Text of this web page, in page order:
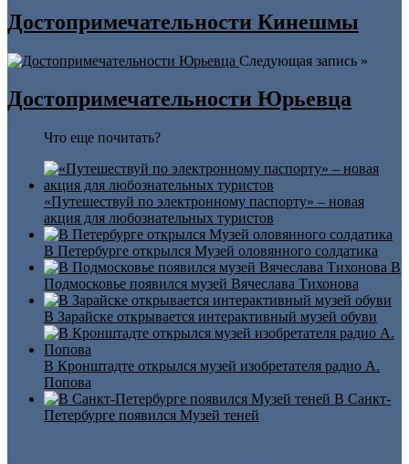
Достопримечательности Кинешмы
Следующая запись »
Достопримечательности Юрьевца
Что еще почитать?
«Путешествуй по электронному паспорту» – новая
акция для любознательных туристов
В Петербурге открылся Музей оловянного солдатика
В
Подмосковье появился музей Вячеслава Тихонова
В Зарайске открывается интерактивный музей обуви
В Кронштадте открылся музей изобретателя радио А.
Попова
В Санкт-
Петербурге появился Музей теней